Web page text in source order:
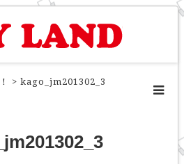
> kago_jm201302_3